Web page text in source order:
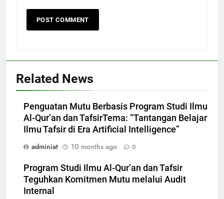
Related News
Penguatan Mutu Berbasis Program Studi Ilmu
Al-Qur’an dan TafsirTema: “Tantangan Belajar
Ilmu Tafsir di Era Artificial Intelligence”
adminiat
10 months ago 0
Program Studi Ilmu Al-Qur’an dan Tafsir
Teguhkan Komitmen Mutu melalui Audit
Internal